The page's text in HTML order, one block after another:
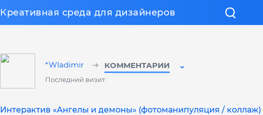
Креативная среда для дизайнеров
*Wladimir
Последний визит:
КОММЕНТАРИИ
Интерактив «Ангелы и демоны» (фотоманипуляция / коллаж)